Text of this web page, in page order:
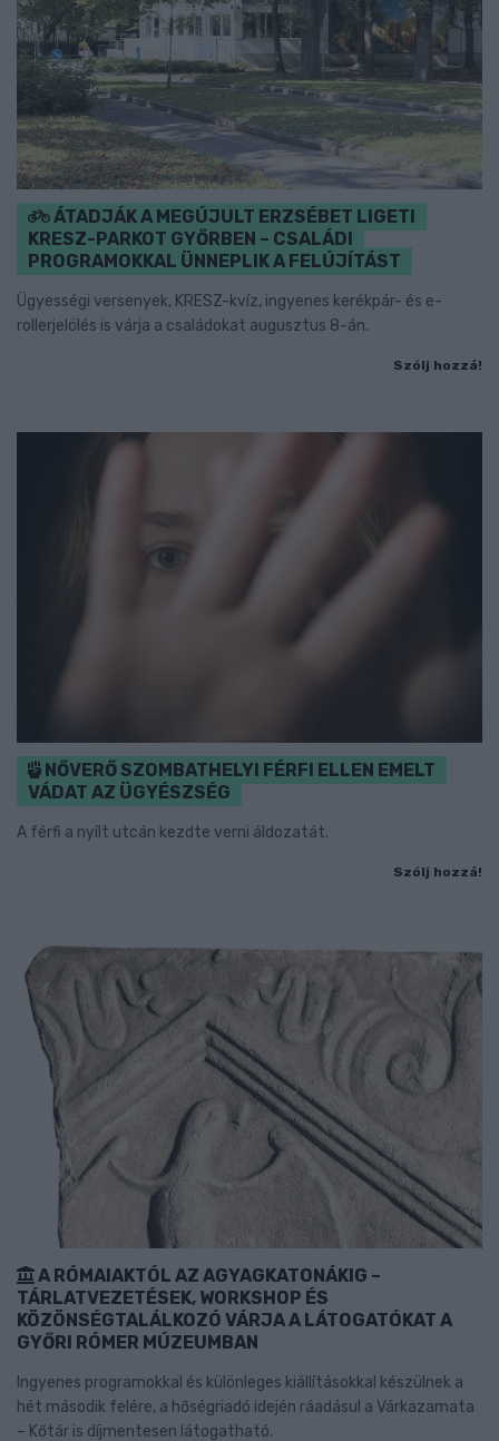
ÁTADJÁK A MEGÚJULT ERZSÉBET LIGETI
KRESZ-PARKOT GYŐRBEN – CSALÁDI
PROGRAMOKKAL ÜNNEPLIK A FELÚJÍTÁST
Ügyességi versenyek, KRESZ-kvíz, ingyenes kerékpár- és e-
rollerjelölés is várja a családokat augusztus 8-án.
Szólj hozzá!
NŐVERŐ SZOMBATHELYI FÉRFI ELLEN EMELT
VÁDAT AZ ÜGYÉSZSÉG
A férfi a nyílt utcán kezdte verni áldozatát.
Szólj hozzá!
A RÓMAIAKTÓL AZ AGYAGKATONÁKIG –
TÁRLATVEZETÉSEK, WORKSHOP ÉS
KÖZÖNSÉGTALÁLKOZÓ VÁRJA A LÁTOGATÓKAT A
GYŐRI RÓMER MÚZEUMBAN
Ingyenes programokkal és különleges kiállításokkal készülnek a
hét második felére, a hőségriadó idején ráadásul a Várkazamata
– Kőtár is díjmentesen látogatható.